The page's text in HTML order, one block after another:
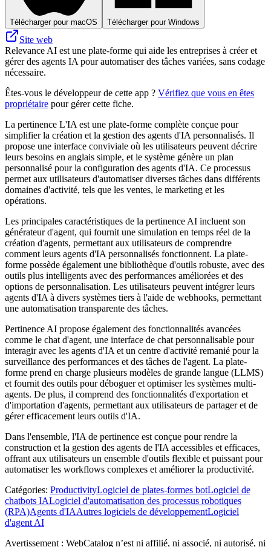
Télécharger pour macOS Télécharger pour Windows
Site web
Relevance AI est une plate-forme qui aide les entreprises à créer et
gérer des agents IA pour automatiser des tâches variées, sans codage
nécessaire.
Êtes-vous le développeur de cette app ? Vérifiez que vous en êtes
propriétaire pour gérer cette fiche.
La pertinence L'IA est une plate-forme complète conçue pour
simplifier la création et la gestion des agents d'IA personnalisés. Il
propose une interface conviviale où les utilisateurs peuvent décrire
leurs besoins en anglais simple, et le système génère un plan
personnalisé pour la configuration des agents d'IA. Ce processus
permet aux utilisateurs d'automatiser diverses tâches dans différents
domaines d'activité, tels que les ventes, le marketing et les
opérations.
Les principales caractéristiques de la pertinence AI incluent son
générateur d'agent, qui fournit une simulation en temps réel de la
création d'agents, permettant aux utilisateurs de comprendre
comment leurs agents d'IA personnalisés fonctionnent. La plate-
forme possède également une bibliothèque d'outils robuste, avec des
outils plus intelligents avec des performances améliorées et des
options de personnalisation. Les utilisateurs peuvent intégrer leurs
agents d'IA à divers systèmes tiers à l'aide de webhooks, permettant
une automatisation transparente des tâches.
Pertinence AI propose également des fonctionnalités avancées
comme le chat d'agent, une interface de chat personnalisable pour
interagir avec les agents d'IA et un centre d'activité remanié pour la
surveillance des performances et des tâches de l'agent. La plate-
forme prend en charge plusieurs modèles de grande langue (LLMS)
et fournit des outils pour déboguer et optimiser les systèmes multi-
agents. De plus, il comprend des fonctionnalités d'exportation et
d'importation d'agents, permettant aux utilisateurs de partager et de
gérer efficacement leurs outils d'IA.
Dans l'ensemble, l'IA de pertinence est conçue pour rendre la
construction et la gestion des agents de l'IA accessibles et efficaces,
offrant aux utilisateurs un ensemble d'outils flexible et puissant pour
automatiser les workflows complexes et améliorer la productivité.
Catégories: ProductivityLogiciel de plates-formes botLogiciel de
chatbots IALogiciel d'automatisation des processus robotiques
(RPA)Agents d'IAAutres logiciels de développementLogiciel
d'agent AI
Avertissement : WebCatalog n’est ni affilié, ni associé, ni autorisé, ni